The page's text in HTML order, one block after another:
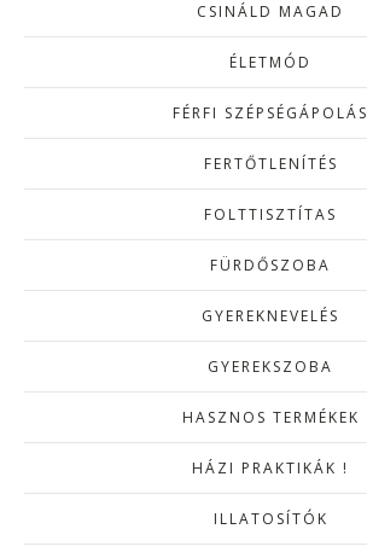
CSINÁLD MAGAD
ÉLETMÓD
FÉRFI SZÉPSÉGÁPOLÁS
FERTŐTLENÍTÉS
FOLTTISZTÍTAS
FÜRDŐSZOBA
GYEREKNEVELÉS
GYEREKSZOBA
HASZNOS TERMÉKEK
HÁZI PRAKTIKÁK !
ILLATOSÍTÓK